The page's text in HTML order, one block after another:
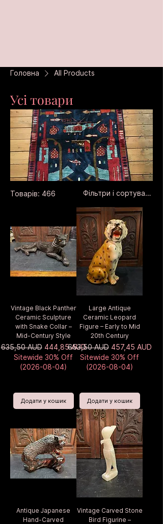
Головна All Products
Усі товари
Товарів: 466 Фільтри і сортування
Vintage Black Panther
Ceramic Sculpture
with Snake Collar –
Mid-Century Style
Звичайна ціна
635,50 AUD За розпродажем
444,85 AUD
Sitewide 30% Off
(2026-08-04)
Додати у кошик
Large Antique
Ceramic Leopard
Figure – Early to Mid
20th Century
Звичайна ціна
653,50 AUD За
457,45 AUD
Sitewide 30% Off
(2026-08-04)
Додати у кошик
Antique Japanese
Hand-Carved
Vintage Carved Stone
Bird Figurine –